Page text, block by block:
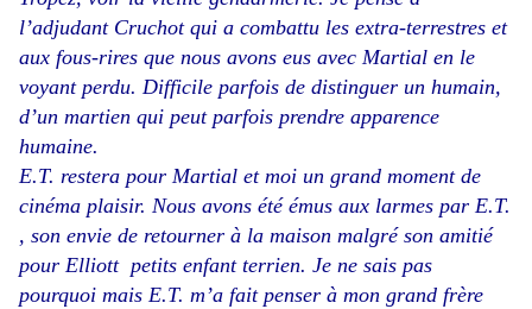
l’adjudant Cruchot qui a combattu les extra-terrestres et
aux fous-rires que nous avons eus avec Martial en le
voyant perdu. Difficile parfois de distinguer un humain,
d’un martien qui peut parfois prendre apparence
humaine.
E.T. restera pour Martial et moi un grand moment de
cinéma plaisir. Nous avons été émus aux larmes par E.T.
, son envie de retourner à la maison malgré son amitié
pour Elliott petits enfant terrien. Je ne sais pas
pourquoi mais E.T. m’a fait penser à mon grand frère